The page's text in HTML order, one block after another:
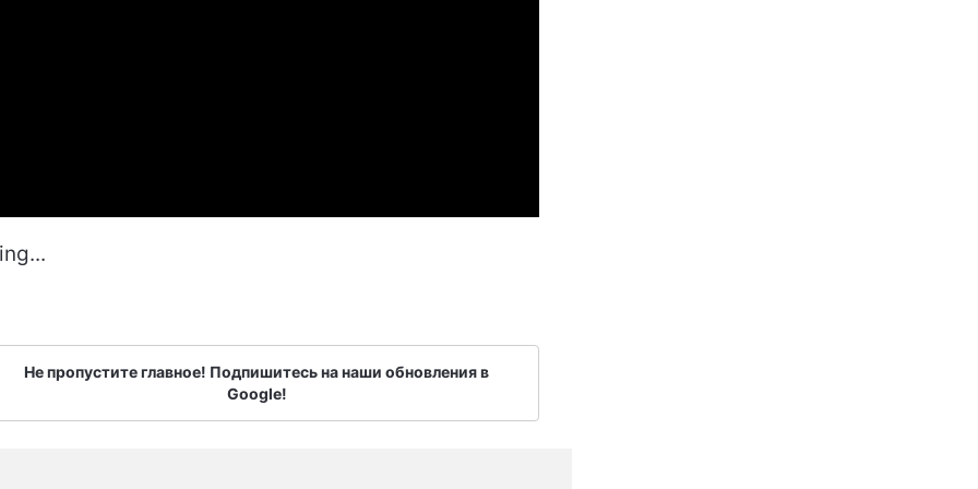
Не пропустите главное! Подпишитесь на наши обновления в
Google!